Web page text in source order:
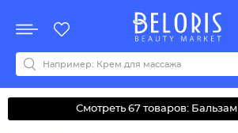
Акции
Все бренды
0-9ABCDEFGHIJKLMNOPQRSTUVWYZАБВ
Смотреть 67 товаров: Бальзам